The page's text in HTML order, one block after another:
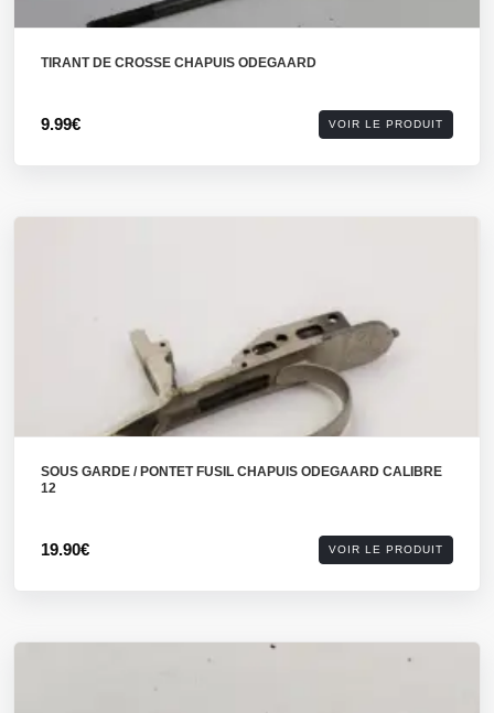
TIRANT DE CROSSE CHAPUIS ODEGAARD
9.99€ VOIR LE PRODUIT
SOUS GARDE / PONTET FUSIL CHAPUIS ODEGAARD CALIBRE
12
19.90€ VOIR LE PRODUIT